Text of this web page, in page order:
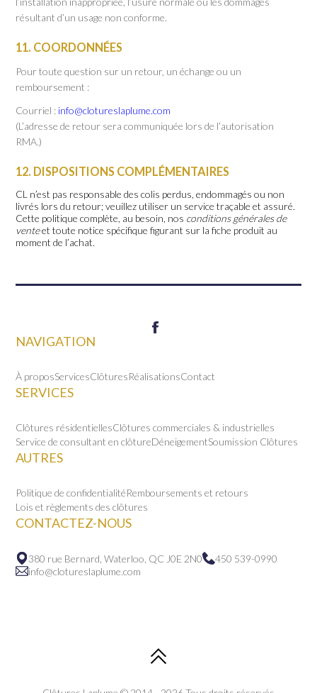
résultant d’un usage non conforme.
11. COORDONNÉES
Pour toute question sur un retour, un échange ou un
remboursement :
Courriel : info@clotureslaplume.com
(L’adresse de retour sera communiquée lors de l’autorisation
RMA.)
12. DISPOSITIONS COMPLÉMENTAIRES
CL n’est pas responsable des colis perdus, endommagés ou non
livrés lors du retour; veuillez utiliser un service traçable et assuré.
Cette politique complète, au besoin, nos conditions générales de
venteet toute notice spécifique figurant sur la fiche produit au
moment de l’achat.
NAVIGATION
À proposServicesClôturesRéalisationsContact
SERVICES
Clôtures résidentiellesClôtures commerciales & industrielles
Service de consultant en clôtureDéneigementSoumission Clôtures
AUTRES
Politique de confidentialitéRemboursements et retours
Lois et règlements des clôtures
CONTACTEZ-NOUS
380 rue Bernard, Waterloo, QC J0E 2N0
450 539-0990
info@clotureslaplume.com